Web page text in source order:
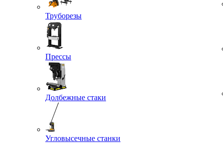
Труборезы
Прессы
Долбежные стаки
Угловысечные станки